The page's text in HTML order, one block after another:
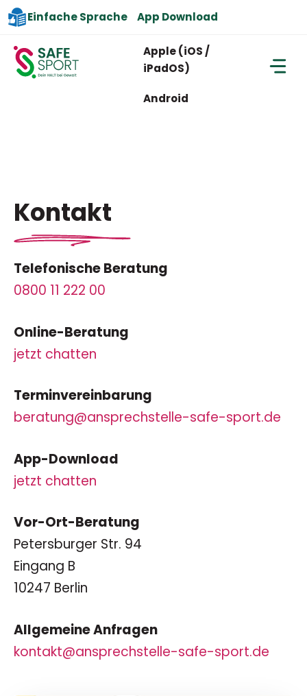
Zum
Inhalt
springen
Einfache Sprache App Download
Apple (iOS /
iPadOS)
Android
Kontakt
Telefonische Beratung
0800 11 222 00
Online-Beratung
jetzt chatten
Terminvereinbarung
beratung@ansprechstelle-safe-sport.de
App-Download
jetzt chatten
Vor-Ort-Beratung
Petersburger Str. 94
Eingang B
10247 Berlin
Allgemeine Anfragen
kontakt@ansprechstelle-safe-sport.de